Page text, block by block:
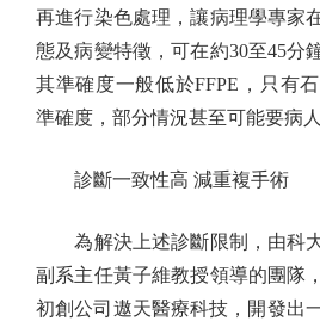
再進行染色處理，讓病理學專家
態及病變特徵，可在約30至45分
其準確度一般低於FFPE，只有
準確度，部分情況甚至可能要病
診斷一致性高 減重複手術
為解決上述診斷限制，由科
副系主任黃子維教授領導的團隊
初創公司遨天醫療科技，開發出